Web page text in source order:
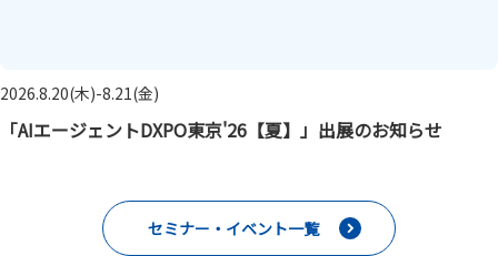
2026.8.20(木)-8.21(金)
「AIエージェントDXPO東京'26【夏】」出展のお知らせ
セミナー・イベント一覧